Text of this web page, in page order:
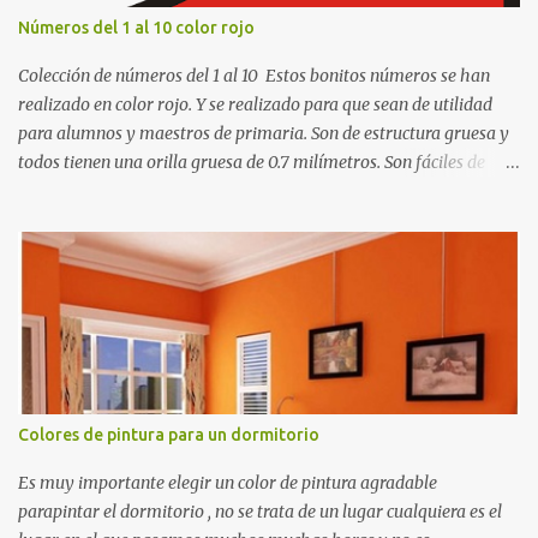
Números del 1 al 10 color rojo
Colección de números del 1 al 10 Estos bonitos números se han
realizado en color rojo. Y se realizado para que sean de utilidad
para alumnos y maestros de primaria. Son de estructura gruesa y
todos tienen una orilla gruesa de 0.7 milímetros. Son fáciles de
matemáticos, para decorar los cumpleaños de los niños, entre
otras cosas.
Colores de pintura para un dormitorio
Es muy importante elegir un color de pintura agradable
parapintar el dormitorio , no se trata de un lugar cualquiera es el